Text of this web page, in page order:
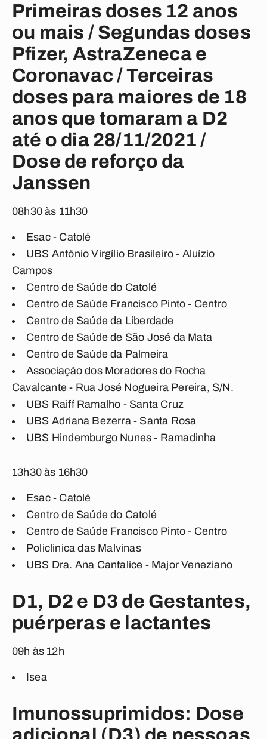
Primeiras doses 12 anos
ou mais / Segundas doses
Pfizer, AstraZeneca e
Coronavac / Terceiras
doses para maiores de 18
anos que tomaram a D2
até o dia 28/11/2021 /
Dose de reforço da
Janssen
08h30 às 11h30
Esac - Catolé
UBS Antônio Virgílio Brasileiro - Aluízio
Campos
Centro de Saúde do Catolé
Centro de Saúde Francisco Pinto - Centro
Centro de Saúde da Liberdade
Centro de Saúde de São José da Mata
Centro de Saúde da Palmeira
Associação dos Moradores do Rocha
Cavalcante - Rua José Nogueira Pereira, S/N.
UBS Raiff Ramalho - Santa Cruz
UBS Adriana Bezerra - Santa Rosa
UBS Hindemburgo Nunes - Ramadinha
13h30 às 16h30
Esac - Catolé
Centro de Saúde do Catolé
Centro de Saúde Francisco Pinto - Centro
Policlinica das Malvinas
UBS Dra. Ana Cantalice - Major Veneziano
D1, D2 e D3 de Gestantes,
puérperas e lactantes
09h às 12h
Isea
Imunossuprimidos: Dose